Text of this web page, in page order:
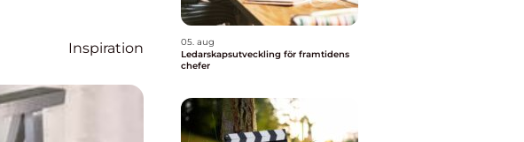
Inspiration
05. aug
Ledarskapsutveckling för framtidens
chefer